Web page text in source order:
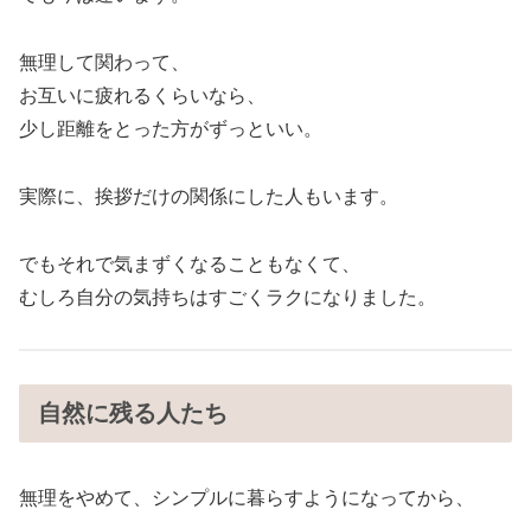
無理して関わって、
お互いに疲れるくらいなら、
少し距離をとった方がずっといい。
実際に、挨拶だけの関係にした人もいます。
でもそれで気まずくなることもなくて、
むしろ自分の気持ちはすごくラクになりました。
自然に残る人たち
無理をやめて、シンプルに暮らすようになってから、